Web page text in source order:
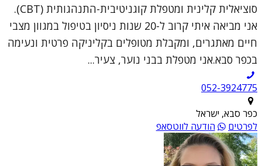
סוציאלית קלינית ומטפלת קוגניטיבית-התנהגותית (CBT).
אני מביאה איתי קרוב ל-20 שנות ניסיון בטיפול במגוון מצבי
חיים מאתגרים, ומקבלת מטופלים בקליניקה פרטית ונעימה
בכפר סבא.אני מטפלת בבני נוער, צעיר...
052-3924775
כפר סבא, ישראל
לפרטים
הודעה לווטסאפ